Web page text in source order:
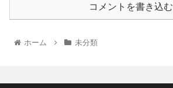
コメントを書き込む
ホーム 未分類